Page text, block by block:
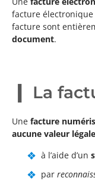
facture électronique
facture sont
document.
La
Une facture
aucune valeur légale
à l’aide d’un
par